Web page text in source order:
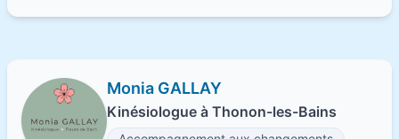
Monia GALLAY
Kinésiologue à Thonon-les-Bains